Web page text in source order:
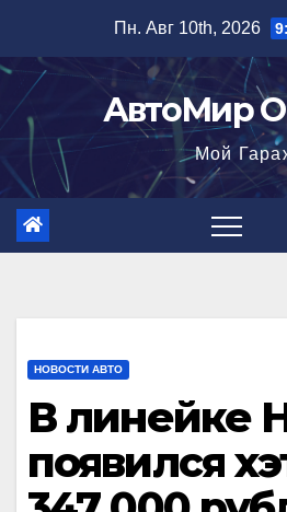
содержимому
Пн. Авг 10th, 2026
АвтоМир
Мой
НОВОСТИ АВТО
В линейке
появился